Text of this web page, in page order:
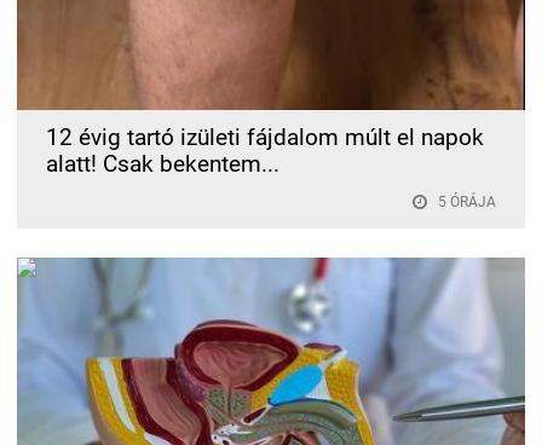
12 évig tartó izületi fájdalom múlt el napok
alatt! Csak bekentem...
5 ÓRÁJA